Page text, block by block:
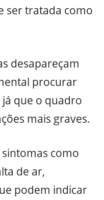
ser tratada como
desapareçam
procurar
que o quadro
mais graves.
como
de ar,
podem indicar